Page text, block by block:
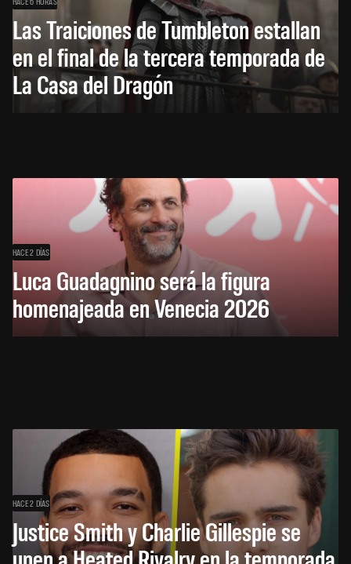
Las Traiciones de Tumbleton estallan
en el final de la tercera temporada de
La Casa del Dragón
HACE 2 DÍAS
Luca Guadagnino será la figura
homenajeada en Venecia 2026
HACE 2 DÍAS
Justice Smith y Charlie Gillespie se